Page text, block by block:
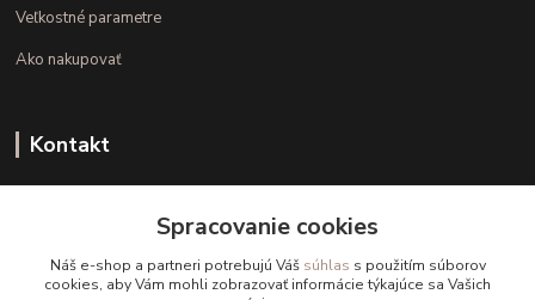
Veľkostné parametre
Ako nakupovať
Kontakt
(Po.-Pi. 10.00 - 15.00)
info@kvalitnaBielizen.sk
Spracovanie cookies
Náš e-shop a partneri potrebujú Váš súhlas s použitím súborov
cookies, aby Vám mohli zobrazovať informácie týkajúce sa Vašich